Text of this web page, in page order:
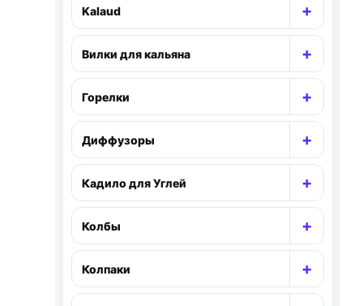
Kalaud +
Вилки для кальяна +
Горелки +
Диффузоры +
Кадило для Углей +
Колбы +
Колпаки +